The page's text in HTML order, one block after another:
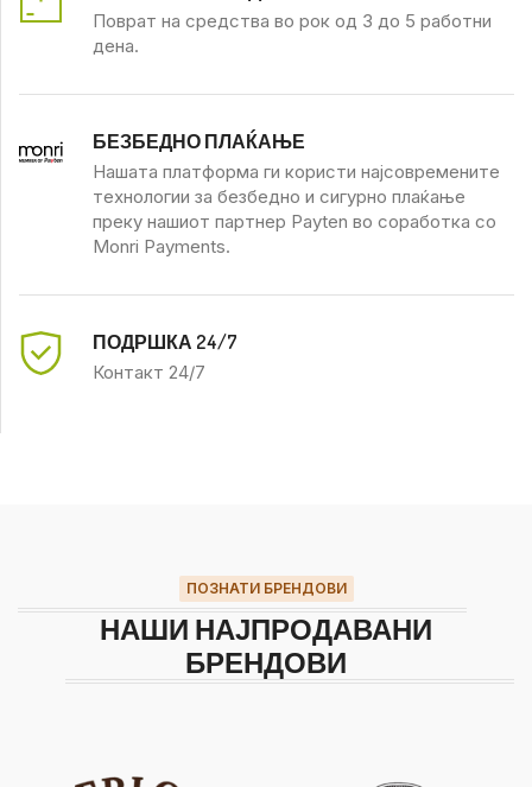
Поврат на средства во рок од 3 до 5 работни
дена.
БЕЗБЕДНО ПЛАЌАЊЕ
Нашата платформа ги користи најсовремените
технологии за безбедно и сигурно плаќање
преку нашиот партнер Payten во соработка со
Monri Payments.
ПОДРШКА 24/7
Контакт 24/7
ПОЗНАТИ БРЕНДОВИ
НАШИ НАЈПРОДАВАНИ
БРЕНДОВИ